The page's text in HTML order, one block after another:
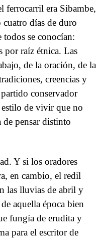
ferrocarril era Sibambe,
días de duro
se conocían:
por raíz étnica. Las
de la oración, de la
creencias y
conservador
estilo de vivir que no
pensar distinto
Y si los oradores
en cambio, el redil
las lluvias de abril y
aquella época bien
fungía de erudita y
para el escritor de